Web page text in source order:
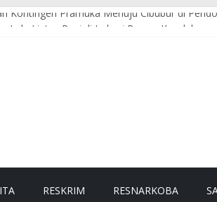
Kontingen Pramuka Menuju Cibubur di
dan Sosialisasi Pencegahan Karhutla
RESKRIM RESNARKOBA